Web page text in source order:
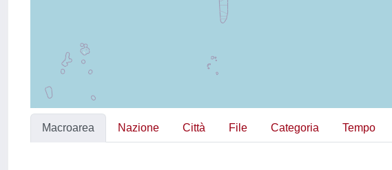
Macroarea Nazione Città File Categoria Tempo